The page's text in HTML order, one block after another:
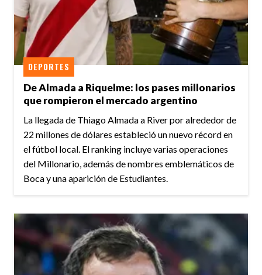
De Almada a Riquelme: los pases millonarios
que rompieron el mercado argentino
DEPORTES
La llegada de Thiago Almada a River por alrededor de
22 millones de dólares estableció un nuevo récord en
el fútbol local. El ranking incluye varias operaciones
del Millonario, además de nombres emblemáticos de
Boca y una aparición de Estudiantes.